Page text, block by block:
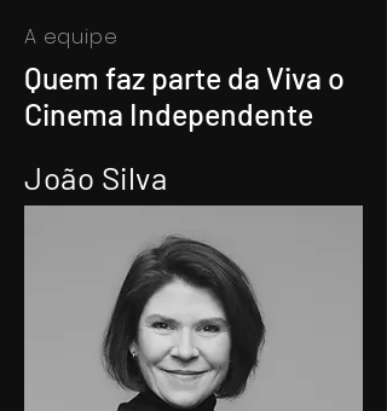
A equipe
Quem faz parte da Viva o
Cinema Independente
João Silva